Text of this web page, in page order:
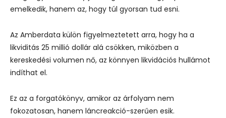
emelkedik, hanem az, hogy túl gyorsan tud esni.
Az Amberdata külön figyelmeztetett arra, hogy ha a
likviditás 25 millió dollár alá csökken, miközben a
kereskedési volumen nő, az könnyen likvidációs hullámot
indíthat el.
Ez az a forgatókönyv, amikor az árfolyam nem
fokozatosan, hanem láncreakció-szerűen esik.